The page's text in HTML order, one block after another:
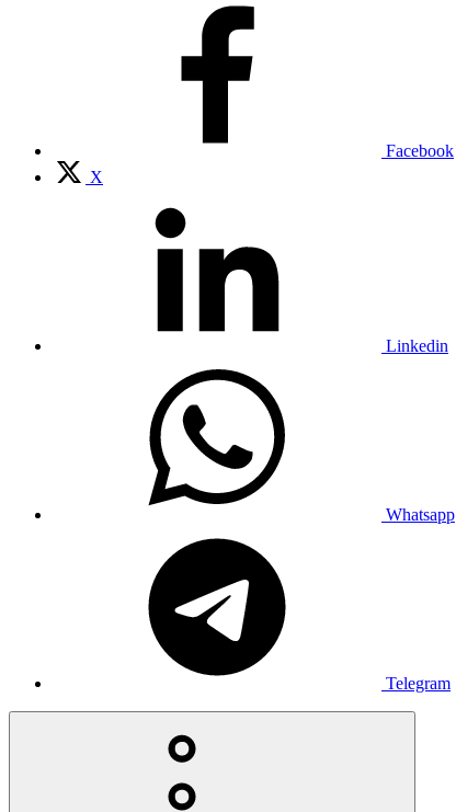
Facebook
X
Linkedin
Whatsapp
Telegram